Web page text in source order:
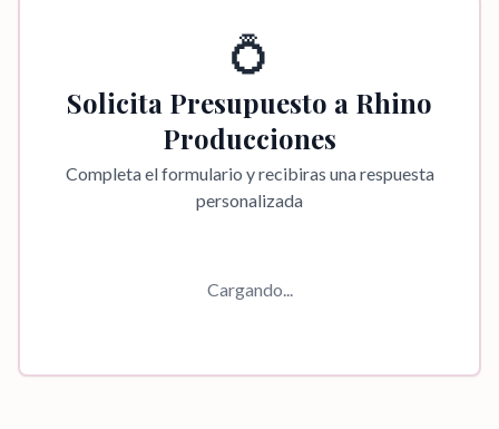
💍
Solicita Presupuesto a Rhino
Producciones
Completa el formulario y recibiras una respuesta
personalizada
Cargando...